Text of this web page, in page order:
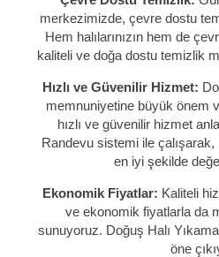
merkezimizde, çevre dostu
Hem halılarınızın hem de
kaliteli ve doğa dostu temizlik
Hızlı ve Güvenilir Hizmet:
memnuniyetine büyük önem
hızlı ve güvenilir hizmet
Randevu sistemi ile çalışarak,
en iyi şekilde
Ekonomik Fiyatlar: Kaliteli
ve ekonomik fiyatlarla da
sunuyoruz. Doğuş Halı
öne